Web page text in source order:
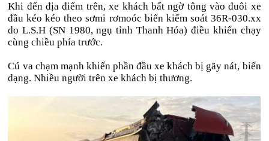
Khi đến địa điểm trên, xe khách bất ngờ tông vào đuôi xe
đầu kéo kéo theo sơmi rơmoóc biển kiểm soát 36R-030.xx
do L.S.H (SN 1980, ngụ tỉnh Thanh Hóa) điều khiển chạy
cùng chiều phía trước.
Cú va chạm mạnh khiến phần đầu xe khách bị gãy nát, biến
dạng. Nhiều người trên xe khách bị thương.